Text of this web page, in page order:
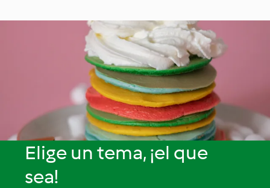
Elige un tema, ¡el que
sea!